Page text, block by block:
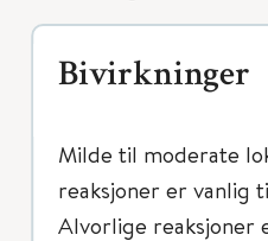
Bivirkninger
Milde til moderate
reaksjoner er vanlig
Alvorlige reaksjoner